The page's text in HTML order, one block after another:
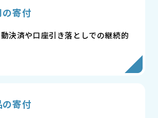
の寄付
決済や口座引き落としでの継続的
の寄付